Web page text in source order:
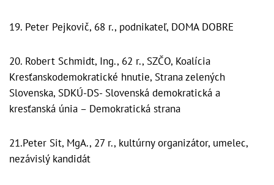
19. Peter Pejkovič, 68 r., podnikateľ, DOMA DOBRE
20. Robert Schmidt, Ing., 62 r., SZČO, Koalícia
Kresťanskodemokratické hnutie, Strana zelených
Slovenska, SDKÚ-DS- Slovenská demokratická a
kresťanská únia – Demokratická strana
21.Peter Sit, MgA., 27 r., kultúrny organizátor, umelec,
nezávislý kandidát